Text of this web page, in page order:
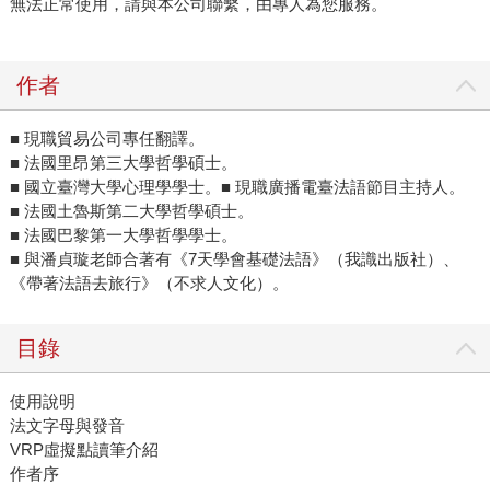
無法正常使用，請與本公司聯繫，由專人為您服務。
作者
■ 現職貿易公司專任翻譯。
■ 法國里昂第三大學哲學碩士。
■ 國立臺灣大學心理學學士。 ■ 現職廣播電臺法語節目主持人。
■ 法國土魯斯第二大學哲學碩士。
■ 法國巴黎第一大學哲學學士。
■ 與潘貞璇老師合著有《7天學會基礎法語》（我識出版社）、
《帶著法語去旅行》（不求人文化）。
目錄
使用說明
法文字母與發音
VRP虛擬點讀筆介紹
作者序